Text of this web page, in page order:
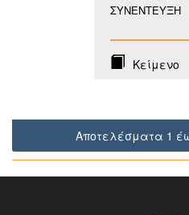
ΣΥΝΕΝΤΕΥΞΗ
Κείμενο
Αποτελέσματα 1